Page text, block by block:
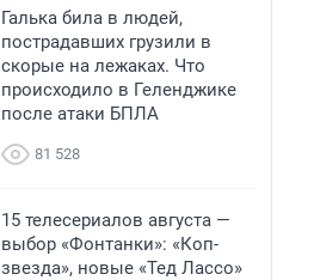
Галька била в людей,
пострадавших грузили в
скорые на лежаках. Что
происходило в Геленджике
после атаки БПЛА
81 528
15 телесериалов августа —
выбор «Фонтанки»: «Коп-
звезда», новые «Тед Лассо»